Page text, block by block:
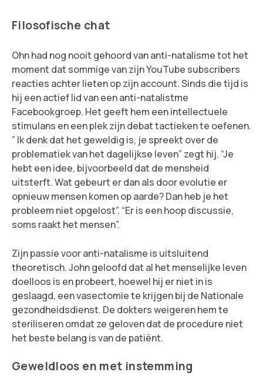
Filosofische chat
Ohn had nog nooit gehoord van anti-natalisme tot het
moment dat sommige van zijn YouTube subscribers
reacties achter lieten op zijn account. Sinds die tijd is
hij een actief lid van een anti-natalistme
Facebookgroep. Het geeft hem een intellectuele
stimulans en een plek zijn debat tactieken te oefenen.
” Ik denk dat het geweldig is, je spreekt over de
problematiek van het dagelijkse leven” zegt hij. “Je
hebt een idee, bijvoorbeeld dat de mensheid
uitsterft. Wat gebeurt er dan als door evolutie er
opnieuw mensen komen op aarde? Dan heb je het
probleem niet opgelost”. “Er is een hoop discussie,
soms raakt het mensen”.
Zijn passie voor anti-natalisme is uitsluitend
theoretisch. John geloofd dat al het menselijke leven
doelloos is en probeert, hoewel hij er niet in is
geslaagd, een vasectomie te krijgen bij de Nationale
gezondheidsdienst. De dokters weigeren hem te
steriliseren omdat ze geloven dat de procedure niet
het beste belang is van de patiënt.
Geweldloos en met instemming